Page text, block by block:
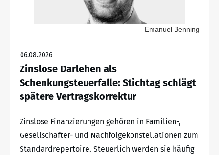
Emanuel Benning
06.08.2026
Zinslose Darlehen als
Schenkungsteuerfalle: Stichtag schlägt
spätere Vertragskorrektur
Zinslose Finanzierungen gehören in Familien-,
Gesellschafter- und Nachfolgekonstellationen zum
Standardrepertoire. Steuerlich werden sie häufig